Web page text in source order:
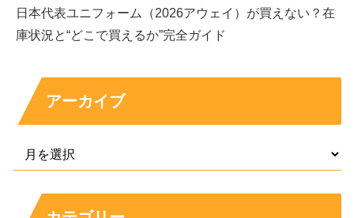
日本代表ユニフォーム（2026アウェイ）が買えない？在
庫状況と“どこで買えるか”完全ガイド
アーカイブ